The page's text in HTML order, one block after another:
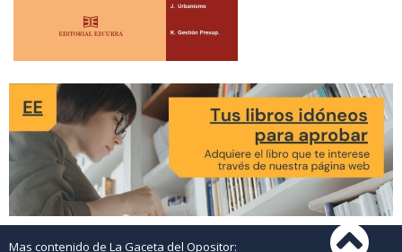
Mas contenido de La Gaceta del Opositor: